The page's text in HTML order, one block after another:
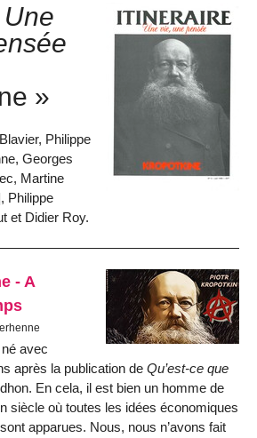
»
Philippe
Georges
Martine
Philippe
et Didier Roy.
- A
avec
après la publication de Qu’est-ce que
En cela, il est bien un homme de
siècle où toutes les idées économiques
apparues. Nous, nous n’avons fait